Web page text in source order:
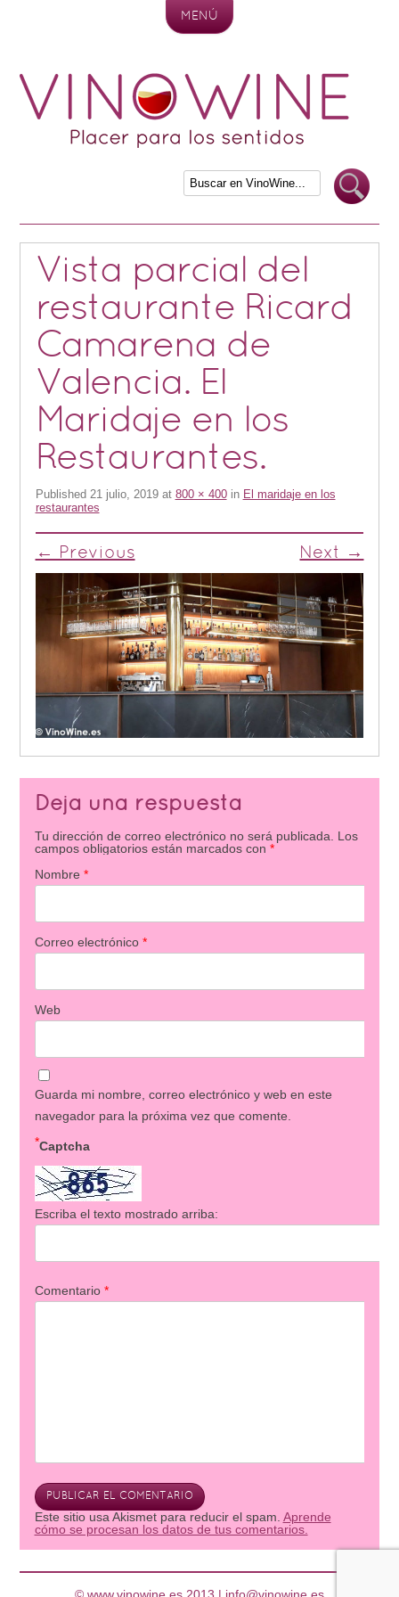
MENÚ
Vista parcial del
restaurante Ricard
Camarena de
Valencia. El
Maridaje en los
Restaurantes.
Published 21 julio, 2019at 800 × 400in El maridaje en los
restaurantes
← Previous Next →
Deja una respuesta
Tu dirección de correo electrónico no será publicada.
Los
campos obligatorios están marcados con *
Nombre *
Correo electrónico *
Web
Guarda mi nombre, correo electrónico y web en este
navegador para la próxima vez que comente.
Captcha
*
Escriba el texto mostrado arriba:
Comentario *
Este sitio usa Akismet para reducir el spam. Aprende
cómo se procesan los datos de tus comentarios.